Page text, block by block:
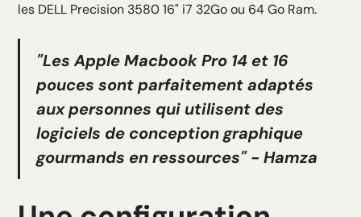
les DELL Precision 3580 16" i7 32Go ou 64 Go Ram.
"Les Apple Macbook Pro 14 et 16
pouces sont parfaitement adaptés
aux personnes qui utilisent des
logiciels de conception graphique
gourmands en ressources" - Hamza